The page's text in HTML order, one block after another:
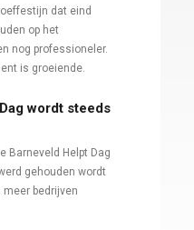
dat eind
op het
nog professioneler.
is groeiende.
wordt steeds
Barneveld Helpt Dag
gehouden wordt
bedrijven